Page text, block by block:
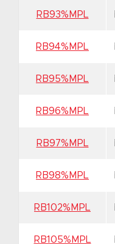
RB93%MPL
RB94%MPL
RB95%MPL
RB96%MPL
RB97%MPL
RB98%MPL
RB102%MPL
RB105%MPL